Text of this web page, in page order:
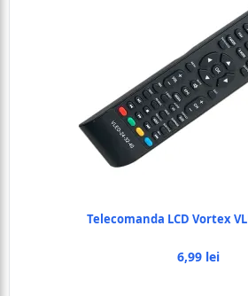
Telecomanda LCD Vortex
6,99 lei